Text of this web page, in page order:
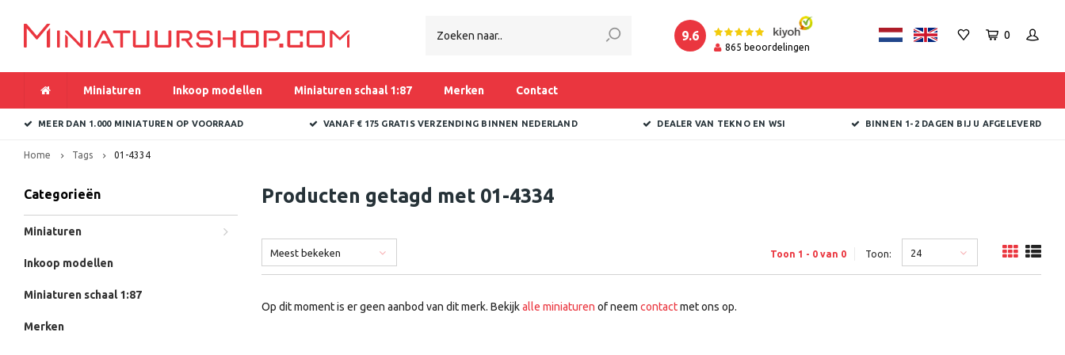
9.6
865 beoordelingen
0
Miniaturen Inkoop modellen Miniaturen schaal 1:87 Merken Contact
MEER DAN 1.000 MINIATUREN OP VOORRAAD VANAF € 175 GRATIS VERZENDING BINNEN NEDERLAND DEALER VAN TEKNO EN WSI BINNEN 1-2 DAGEN BIJ U AFGELEVERD
Home Tags 01-4334
Categorieën
Miniaturen
Inkoop modellen
Miniaturen schaal 1:87
Merken
Producten getagd met 01-4334
Meest bekeken Toon 1 - 0 van 0 Toon: 24
Op dit moment is er geen aanbod van dit merk. Bekijkalle miniaturen of neem contactmet ons op.